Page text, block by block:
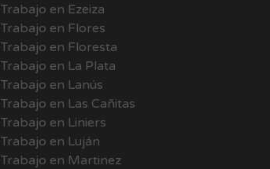
Trabajo en Ezeiza
Trabajo en Flores
Trabajo en Floresta
Trabajo en La Plata
Trabajo en Lanús
Trabajo en Las Cañitas
Trabajo en Liniers
Trabajo en Luján
Trabajo en Martinez